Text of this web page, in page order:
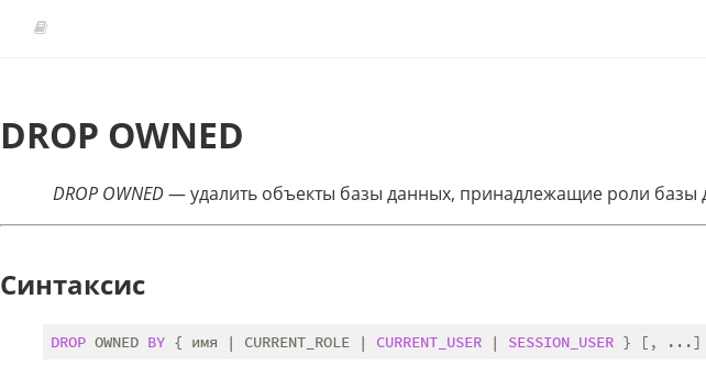
DROP OWNED
DROP OWNED— удалить объекты базы данных, принадлежащие роли базы
Синтаксис
DROP OWNED BY { имя | CURRENT_ROLE | CURRENT_USER | SESSION_USER } [, ...]